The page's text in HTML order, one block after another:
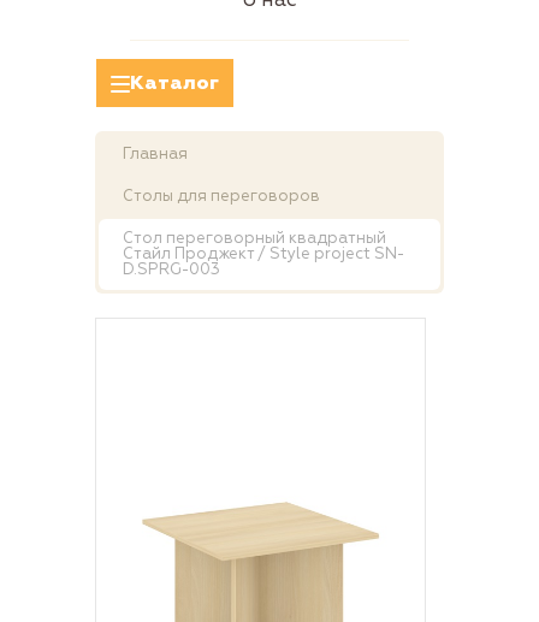
Каталог
Главная
Столы для переговоров
Стол переговорный квадратный
Стайл Проджект / Style project SN-
D.SPRG-003